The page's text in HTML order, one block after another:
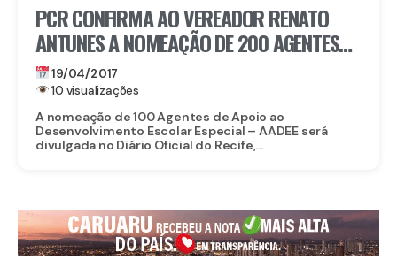
PCR CONFIRMA AO VEREADOR RENATO
ANTUNES A NOMEAÇÃO DE 200 AGENTES
PARA O APOIO AO DESENVOLVIMENTO
ESCOLAR E EDUCAÇÃO INFANTIL
19/04/2017
10 visualizações
A nomeação de 100 Agentes de Apoio ao
Desenvolvimento Escolar Especial – AADEE será
divulgada no Diário Oficial do Recife,...